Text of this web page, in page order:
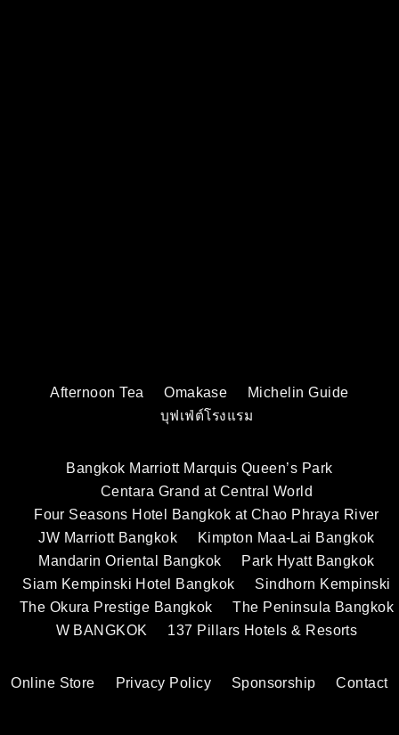
Afternoon Tea Omakase
Michelin Guide
บุฟเฟ่ต์โรงแรม
Bangkok Marriott Marquis Queen’s Park
Centara Grand at Central World
Four Seasons Hotel Bangkok at Chao Phraya River
JW Marriott Bangkok
Kimpton Maa-Lai Bangkok
Mandarin Oriental Bangkok
Park Hyatt Bangkok
Siam Kempinski Hotel Bangkok
Sindhorn Kempinski
The Okura Prestige Bangkok
The Peninsula Bangkok
W BANGKOK
137 Pillars Hotels & Resorts
Online Store Privacy Policy Sponsorship Contact